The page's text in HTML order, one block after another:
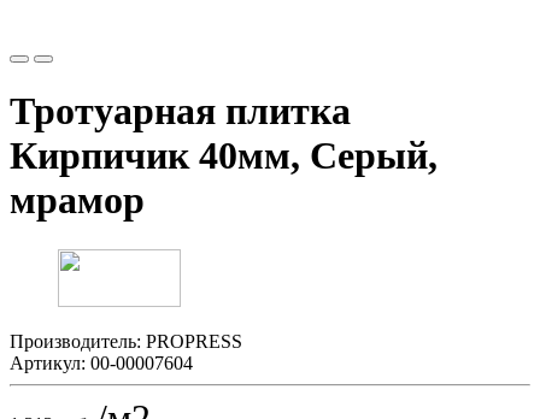
Тротуарная плитка
Кирпичик 40мм, Серый,
мрамор
Производитель: PROPRESS
Артикул: 00-00007604